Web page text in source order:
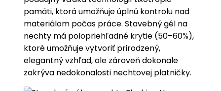
pamäti, ktorá umožňuje úplnú kontrolu nad
materiálom počas práce. Stavebný gél na
nechty má polopriehľadné krytie (50–60%),
ktoré umožňuje vytvoriť prirodzený,
elegantný vzhľad, ale zároveň dokonale
zakrýva nedokonalosti nechtovej platničky.